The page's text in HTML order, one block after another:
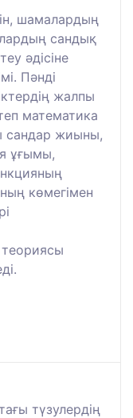
шамалардың
сандық
әдісіне
Пәнді
жалпы
математика
сандар жиыны,
ұғымы,
көмегімен
түзулердің